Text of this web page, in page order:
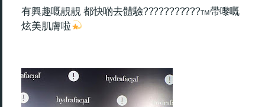
有興趣嘅靚靚 都快啲去體驗???????????™帶嚟嘅
炫美肌膚啦